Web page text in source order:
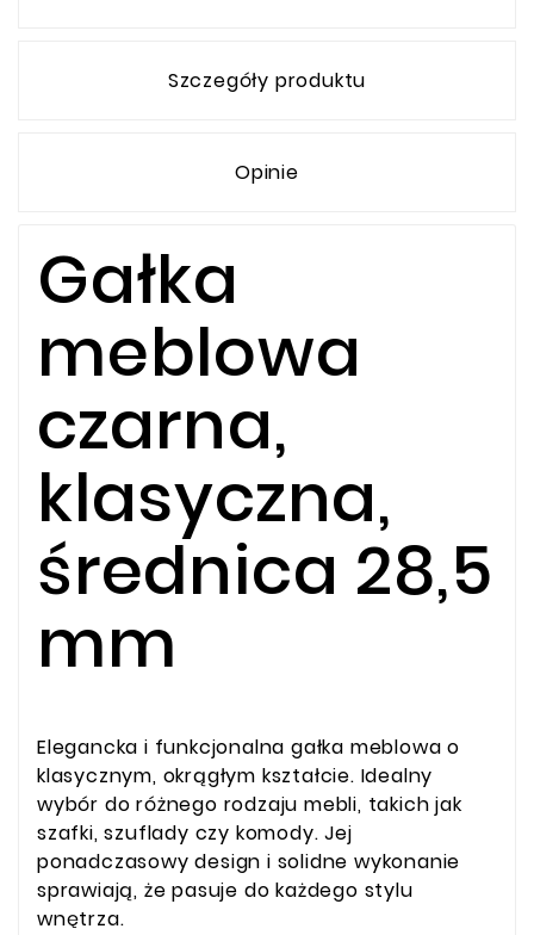
Szczegóły produktu
Opinie
Gałka
meblowa
czarna,
klasyczna,
średnica 28,5
mm
Elegancka i funkcjonalna gałka meblowa o
klasycznym, okrągłym kształcie. Idealny
wybór do różnego rodzaju mebli, takich jak
szafki, szuflady czy komody. Jej
ponadczasowy design i solidne wykonanie
sprawiają, że pasuje do każdego stylu
wnętrza.